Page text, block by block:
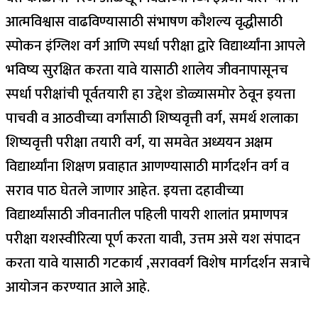
आत्मविश्वास वाढविण्यासाठी संभाषण कौशल्य वृद्धीसाठी
स्पोकन इंग्लिश वर्ग आणि स्पर्धा परीक्षा द्वारे विद्यार्थ्यांना आपले
भविष्य सुरक्षित करता यावे यासाठी शालेय जीवनापासूनच
स्पर्धा परीक्षांची पूर्वतयारी हा उद्देश डोळ्यासमोर ठेवून इयत्ता
पाचवी व आठवीच्या वर्गांसाठी शिष्यवृत्ती वर्ग, समर्थ शलाका
शिष्यवृत्ती परीक्षा तयारी वर्ग, या समवेत अध्ययन अक्षम
विद्यार्थ्यांना शिक्षण प्रवाहात आणण्यासाठी मार्गदर्शन वर्ग व
सराव पाठ घेतले जाणार आहेत. इयत्ता दहावीच्या
विद्यार्थ्यांसाठी जीवनातील पहिली पायरी शालांत प्रमाणपत्र
परीक्षा यशस्वीरित्या पूर्ण करता यावी, उत्तम असे यश संपादन
करता यावे यासाठी गटकार्य ,सराववर्ग विशेष मार्गदर्शन सत्राचे
आयोजन करण्यात आले आहे.